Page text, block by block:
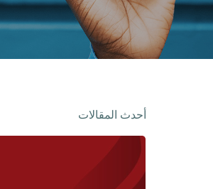
أحدث المقالات